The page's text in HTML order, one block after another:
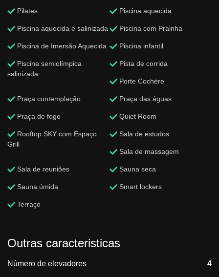
Pilates Piscina aquecida
Piscina aquecida e salinizada Piscina com Prainha
Piscina de Imersão Aquecida Piscina infantil
Piscina semiolímpica
salinizada
Pista de corrida
Porte Cochère
Praça contemplação Praça das águas
Praça de fogo Quiet Room
Rooftop SKY com Espaço
Grill
Sala de estudos
Sala de massagem
Sala de reuniões Sauna seca
Sauna úmida Smart lockers
Terraço
Outras caracteristicas
Número de elevadores 4